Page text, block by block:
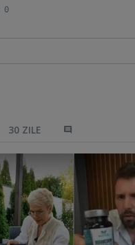
0
30 ZILE